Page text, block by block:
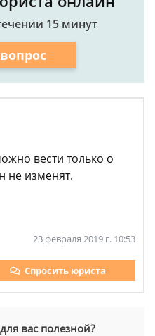
15 минут
вести только о
не изменят.
23 февраля 2019 г. 10:53
Спросить юриста
вас полезной?